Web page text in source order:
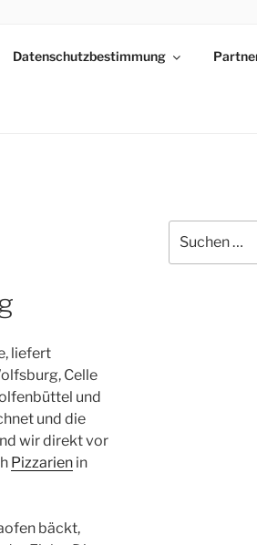
–
Datenschutzbestimmung
liefert
Celle
und
und die
wir direkt vor
Pizzarien in
bäckt,
nach: